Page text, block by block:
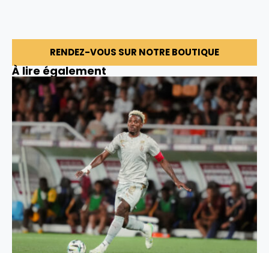
RENDEZ-VOUS SUR NOTRE BOUTIQUE
À lire également